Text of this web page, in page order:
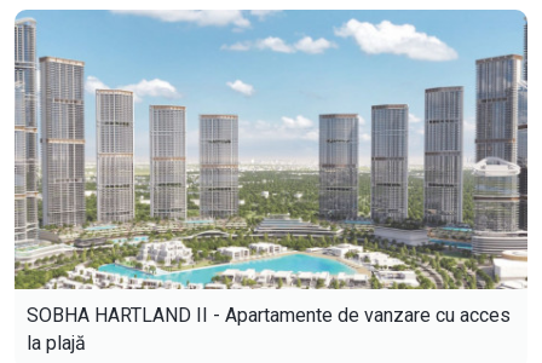
SOBHA HARTLAND II - Apartamente de vanzare cu acces
la plajă